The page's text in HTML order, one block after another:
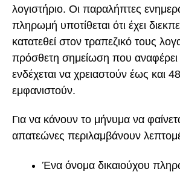
λογιστήριο. Οι παραλήπτες
πληρωμή υποτίθεται ότι έχει
κατατεθεί στον τραπεζικό τους
πρόσθετη σημείωση που αναφέρει
ενδέχεται να χρειαστούν έως και
εμφανιστούν.
Για να κάνουν το μήνυμα να
απατεώνες περιλαμβάνουν
Ένα όνομα δικαιούχου